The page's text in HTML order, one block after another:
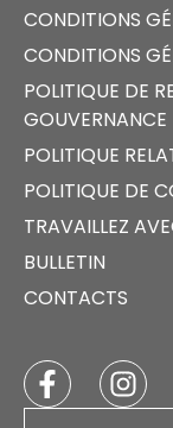
CONDITIONS
CONDITIONS
POLITIQUE DE
GOUVERNANCE
POLITIQUE
POLITIQUE DE
TRAVAILLEZ
BULLETIN
CONTACTS